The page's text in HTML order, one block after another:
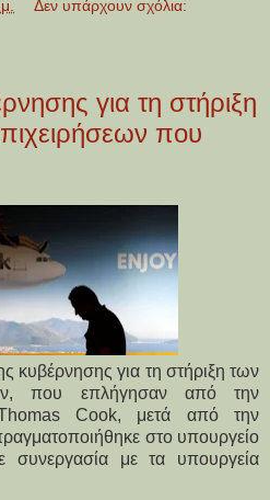
Δεν υπάρχουν σχόλια:
για τη στήριξη
που
κυβέρνησης για τη στήριξη των
που επλήγησαν από την
Cook, μετά από την
στο υπουργείο
συνεργασία με τα υπουργεία